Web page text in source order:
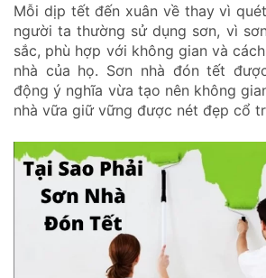
Mỗi dịp tết đến xuân về thay vì
người ta thường sử dụng sơn, vì
sắc, phù hợp với không gian và
nhà của họ. Sơn nhà đón tết
động ý nghĩa vừa tạo nên không
nhà vữa giữ vững được nét đẹp cổ